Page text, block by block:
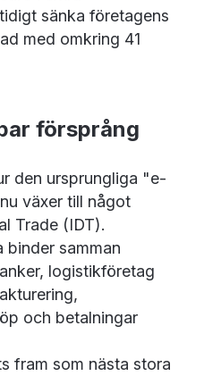
sänka företagens
med omkring 41
försprång
den ursprungliga "e-
växer till något
Trade (IDT).
binder samman
logistikföretag
och betalningar
fram som nästa stora